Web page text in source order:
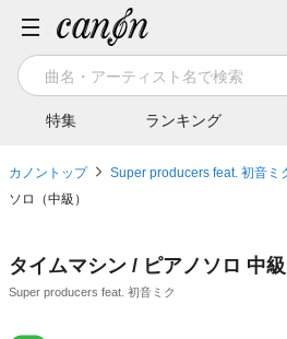
特集 ランキング
カノントップ Super producers feat. 初音ミ
ソロ（中級）
タイムマシン / ピアノソロ 中級
Super producers feat. 初音ミク